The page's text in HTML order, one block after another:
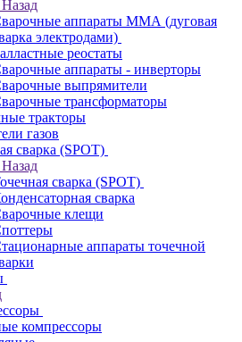
Назад
аппараты ММА (дуговая
электродами)
реостаты
аппараты - инверторы
выпрямители
трансформаторы
тракторы
газов
сварка (SPOT)
Назад
сварка (SPOT)
сварка
клещи
аппараты точечной
компрессоры